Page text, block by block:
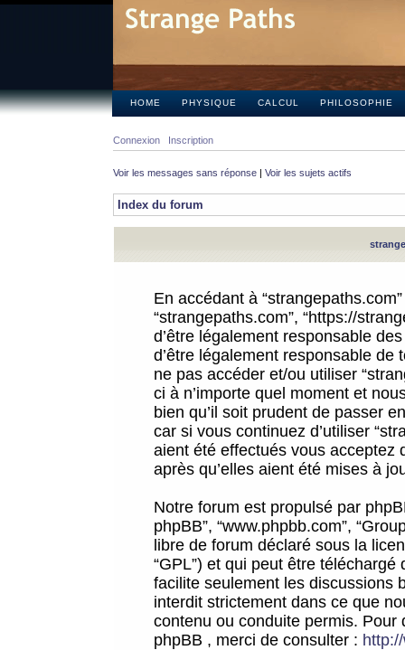
HOME PHYSIQUE CALCUL PHILOSOPHIE
Connexion Inscription
Voir les messages sans réponse | Voir les sujets actifs
Index du forum
En accédant à
“strangepaths.com”, “https://
d’être légalement responsable
d’être légalement responsable
ne pas accéder et/ou utiliser
ci à n’importe quel moment et
bien qu’il soit prudent de passer
car si vous continuez d’utiliser
aient été effectués vous acceptez
après qu’elles aient été mises à
Notre forum est propulsé par
phpBB”, “www.phpbb.com”,
libre de forum déclaré sous la
“GPL”) et qui peut être téléchargé
facilite seulement les discussions
interdit strictement dans ce que
contenu ou conduite permis.
phpBB , merci de consulter :